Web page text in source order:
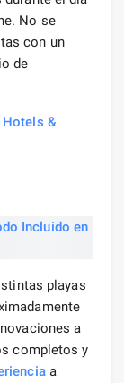
No se
con un
de
&
playas
a
completos y
a